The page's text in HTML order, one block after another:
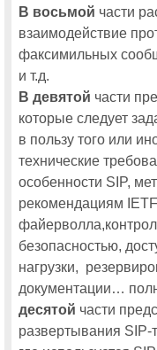
В восьмой части
взаимодействие
факсимильных
и т.д.
В девятой части
которые следует
в пользу того или
технические
особенности SIP,
рекомендациям
безопасностью,
нагрузки,
документации…
десятой части
развертывания SIP-